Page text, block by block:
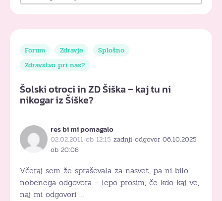
Forum Zdravje
Splošno
Zdravstvo pri nas?
Šolski otroci in ZD Šiška – kaj tu ni
nikogar iz Šiške?
res bi mi pomagalo
02.02.2011 ob 12:15 zadnji odgovor 06.10.2025
ob 20:08
Včeraj sem že spraševala za nasvet, pa ni bilo
nobenega odgovora – lepo prosim, če kdo kaj ve,
naj mi odgovori …